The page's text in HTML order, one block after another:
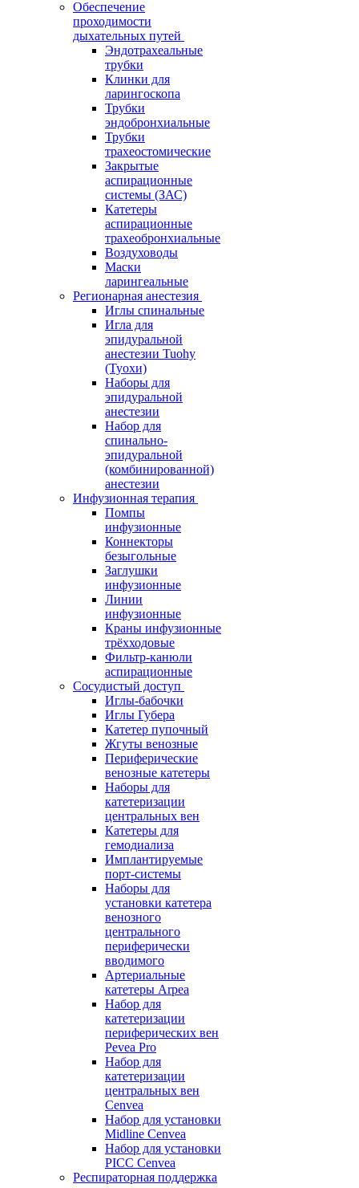
Обеспечение
проходимости
дыхательных путей
Эндотрахеальные
трубки
Клинки для
ларингоскопа
Трубки
эндобронхиальные
Трубки
трахеостомические
Закрытые
аспирационные
системы (ЗАС)
Катетеры
аспирационные
трахеобронхиальные
Воздуховоды
Маски
ларингеальные
Регионарная анестезия
Иглы спинальные
Игла для
эпидуральной
анестезии Tuohy
(Туохи)
Наборы для
эпидуральной
анестезии
Набор для
спинально-
эпидуральной
(комбинированной)
анестезии
Инфузионная терапия
Помпы
инфузионные
Коннекторы
безыгольные
Заглушки
инфузионные
Линии
инфузионные
Краны инфузионные
трёхходовые
Фильтр-канюли
аспирационные
Сосудистый доступ
Иглы-бабочки
Иглы Губера
Катетер пупочный
Жгуты венозные
Периферические
венозные катетеры
Наборы для
катетеризации
центральных вен
Катетеры для
гемодиализа
Имплантируемые
порт‑системы
Наборы для
установки катетера
венозного
центрального
периферически
вводимого
Артериальные
катетеры Arpea
Набор для
катетеризации
периферических вен
Pevea Pro
Набор для
катетеризации
центральных вен
Cenvea
Набор для установки
Midline Cenvea
Набор для установки
PICC Cenvea
Респираторная поддержка